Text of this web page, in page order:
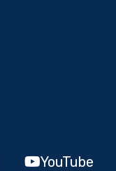
YouTube